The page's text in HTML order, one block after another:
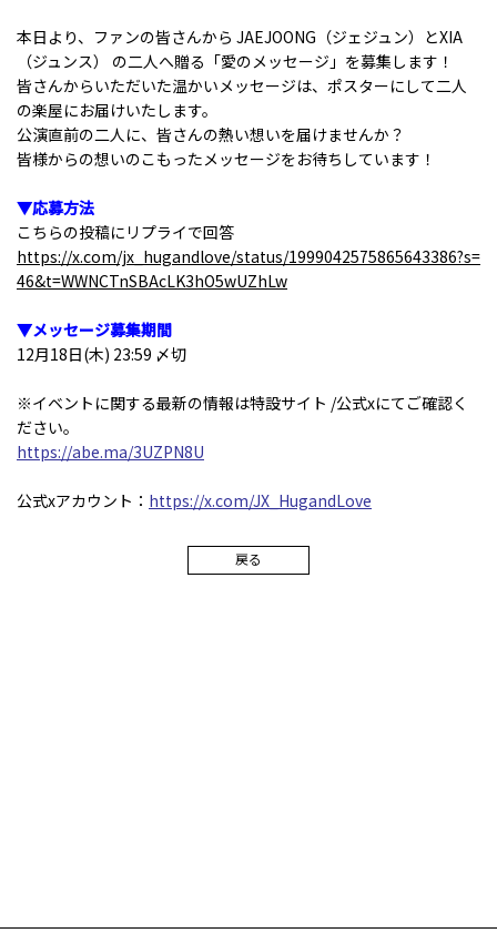
本日より、ファンの皆さんから JAEJOONG（ジェジュン）とXIA
（ジュンス） の二人へ贈る「愛のメッセージ」を募集します！
皆さんからいただいた温かいメッセージは、ポスターにして二人
の楽屋にお届けいたします。
公演直前の二人に、皆さんの熱い想いを届けませんか？
皆様からの想いのこもったメッセージをお待ちしています！
▼応募方法
こちらの投稿にリプライで回答
https://x.com/jx_hugandlove/status/1999042575865643386?s=
46&t=WWNCTnSBAcLK3hO5wUZhLw
▼メッセージ募集期間
12月18日(木) 23:59 〆切
※イベントに関する最新の情報は特設サイト /公式xにてご確認く
ださい。
https://abe.ma/3UZPN8U
公式xアカウント： https://x.com/JX_HugandLove
戻る